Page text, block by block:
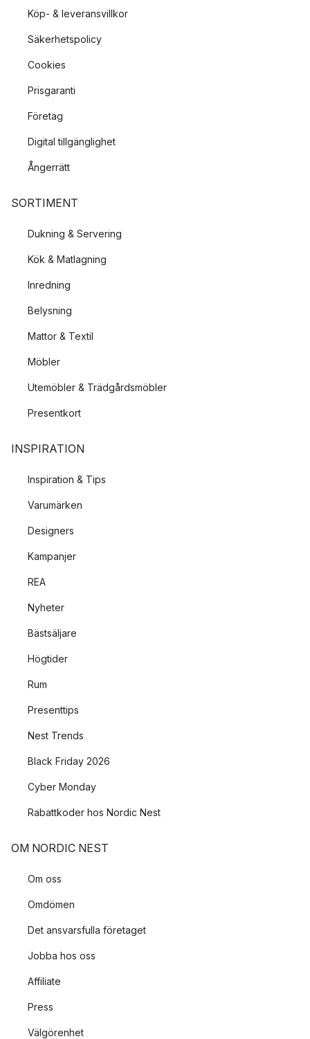
Köp- & leveransvillkor
Säkerhetspolicy
Cookies
Prisgaranti
Företag
Digital tillgänglighet
Ångerrätt
SORTIMENT
Dukning & Servering
Kök & Matlagning
Inredning
Belysning
Mattor & Textil
Möbler
Utemöbler & Trädgårdsmöbler
Presentkort
INSPIRATION
Inspiration & Tips
Varumärken
Designers
Kampanjer
REA
Nyheter
Bästsäljare
Högtider
Rum
Presenttips
Nest Trends
Black Friday 2026
Cyber Monday
Rabattkoder hos Nordic Nest
OM NORDIC NEST
Om oss
Omdömen
Det ansvarsfulla företaget
Jobba hos oss
Affiliate
Press
Välgörenhet